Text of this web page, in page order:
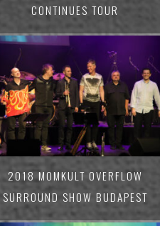
CONTINUES TOUR
2018 MOMKULT OVERFLOW
SURROUND SHOW BUDAPEST